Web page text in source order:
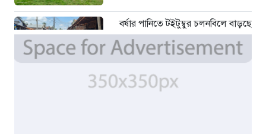
বর্ষার পানিতে টইটুম্বুর চলনবিলে বাড়ছে
ডিঙি নৌকার চাহিদা
৫ দিন আগে
সিন্ডিকেটের কবজায় পাটের বাজার,